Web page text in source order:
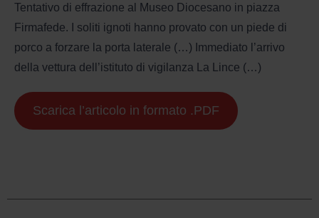
Tentativo di effrazione al Museo Diocesano in piazza
Firmafede. I soliti ignoti hanno provato con un piede di
porco a forzare la porta laterale (…) Immediato l’arrivo
della vettura dell’istituto di vigilanza La Lince (…)
Scarica l’articolo in formato .PDF